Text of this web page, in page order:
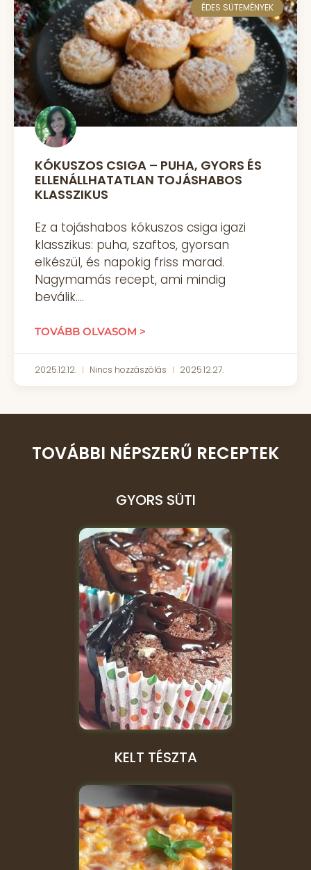
ÉDES SÜTEMÉNYEK
KÓKUSZOS CSIGA – PUHA, GYORS ÉS
ELLENÁLLHATATLAN TOJÁSHABOS
KLASSZIKUS
Ez a tojáshabos kókuszos csiga igazi
klasszikus: puha, szaftos, gyorsan
elkészül, és napokig friss marad.
Nagymamás recept, ami mindig
beválik.
TOVÁBB OLVASOM >
2025.12.12. Nincs hozzászólás 2025.12.27.
TOVÁBBI NÉPSZERŰ RECEPTEK
GYORS SÜTI
KELT TÉSZTA